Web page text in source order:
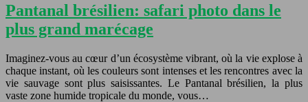
Pantanal brésilien: safari photo dans le
plus grand marécage
Imaginez-vous au cœur d’un écosystème vibrant, où la vie explose à
chaque instant, où les couleurs sont intenses et les rencontres avec la
vie sauvage sont plus saisissantes. Le Pantanal brésilien, la plus
vaste zone humide tropicale du monde, vous…